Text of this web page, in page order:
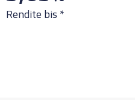
Rendite bis *